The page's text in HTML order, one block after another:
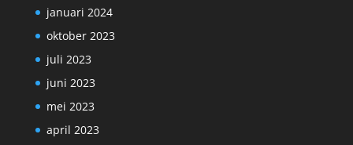
januari 2024
oktober 2023
juli 2023
juni 2023
mei 2023
april 2023